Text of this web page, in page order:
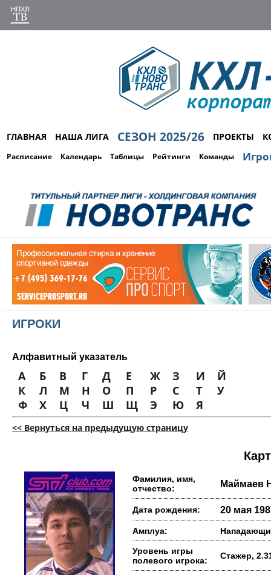
ГЛАВНАЯ НАША ЛИГА СЕЗОН 2025/26 ПРОЕКТЫ
Расписание Календарь Таблицы Рейтинги Команды
ИГРОКИ
Алфавитный указатель
А Б В Г Д Е Ж З И
Й
К
Л М Н О П Р С Т
У
Ф
Х Ц Ч Ш Щ Э Ю Я
<< Вернуться на предыдущую страницу
Фамилия, имя,
отчество:
Маймаев
Дата рождения: 20 мая
Амплуа:
Уровень игры
полевого игрока:
Стажер,